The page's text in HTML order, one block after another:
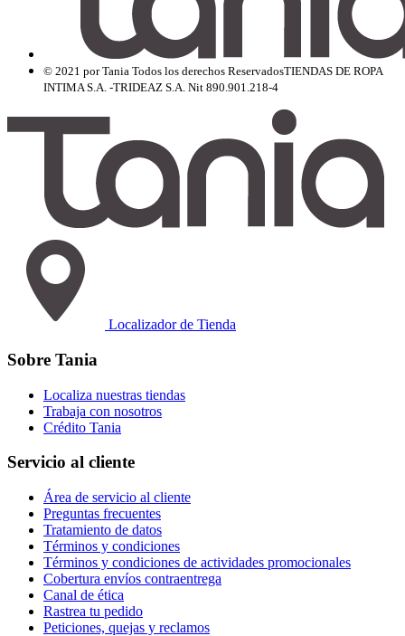
© 2021 por Tania Todos los derechos ReservadosTIENDAS DE ROPA
INTIMA S.A. -TRIDEAZ S.A. Nit 890.901.218-4
Localizador de Tienda
Sobre Tania
Localiza nuestras tiendas
Trabaja con nosotros
Crédito Tania
Servicio al cliente
Área de servicio al cliente
Preguntas frecuentes
Tratamiento de datos
Términos y condiciones
Términos y condiciones de actividades promocionales
Cobertura envíos contraentrega
Canal de ética
Rastrea tu pedido
Peticiones, quejas y reclamos